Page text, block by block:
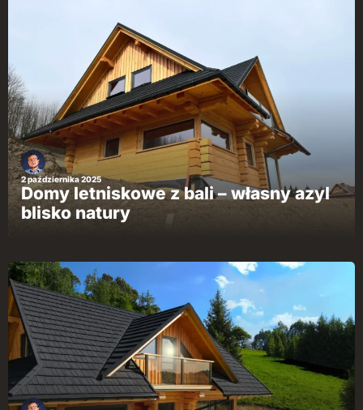
2 października 2025
Domy letniskowe z bali – własny azyl
blisko natury